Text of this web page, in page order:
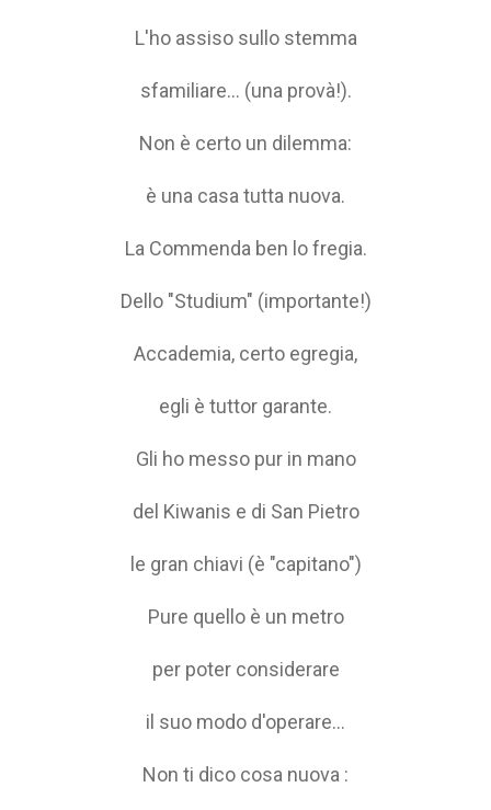
L'ho assiso sullo stemma
sfamiliare... (una provà!).
Non è certo un dilemma:
è una casa tutta nuova.
La Commenda ben lo fregia.
Dello "Studium" (importante!)
Accademia, certo egregia,
egli è tuttor garante.
Gli ho messo pur in mano
del Kiwanis e di San Pietro
le gran chiavi (è "capitano")
Pure quello è un metro
per poter considerare
il suo modo d'operare...
Non ti dico cosa nuova :